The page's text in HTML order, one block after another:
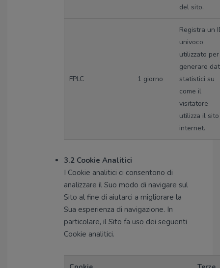
del sito.
FPLC 1 giorno
Registra un
univoco
utilizzato per
generare
statistici su
come il
visitatore
utilizza il sito
internet.
3.2 Cookie Analitici
I Cookie analitici ci consentono di
analizzare il Suo modo di navigare sul
Sito al fine di aiutarci a migliorare la
Sua esperienza di navigazione. In
particolare, il Sito fa uso dei seguenti
Cookie analitici.